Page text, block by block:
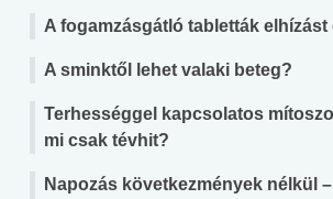
A fogamzásgátló tabletták elhízást
A sminktől lehet valaki beteg?
Terhességgel kapcsolatos
mi csak tévhit?
Napozás következmények nélkül